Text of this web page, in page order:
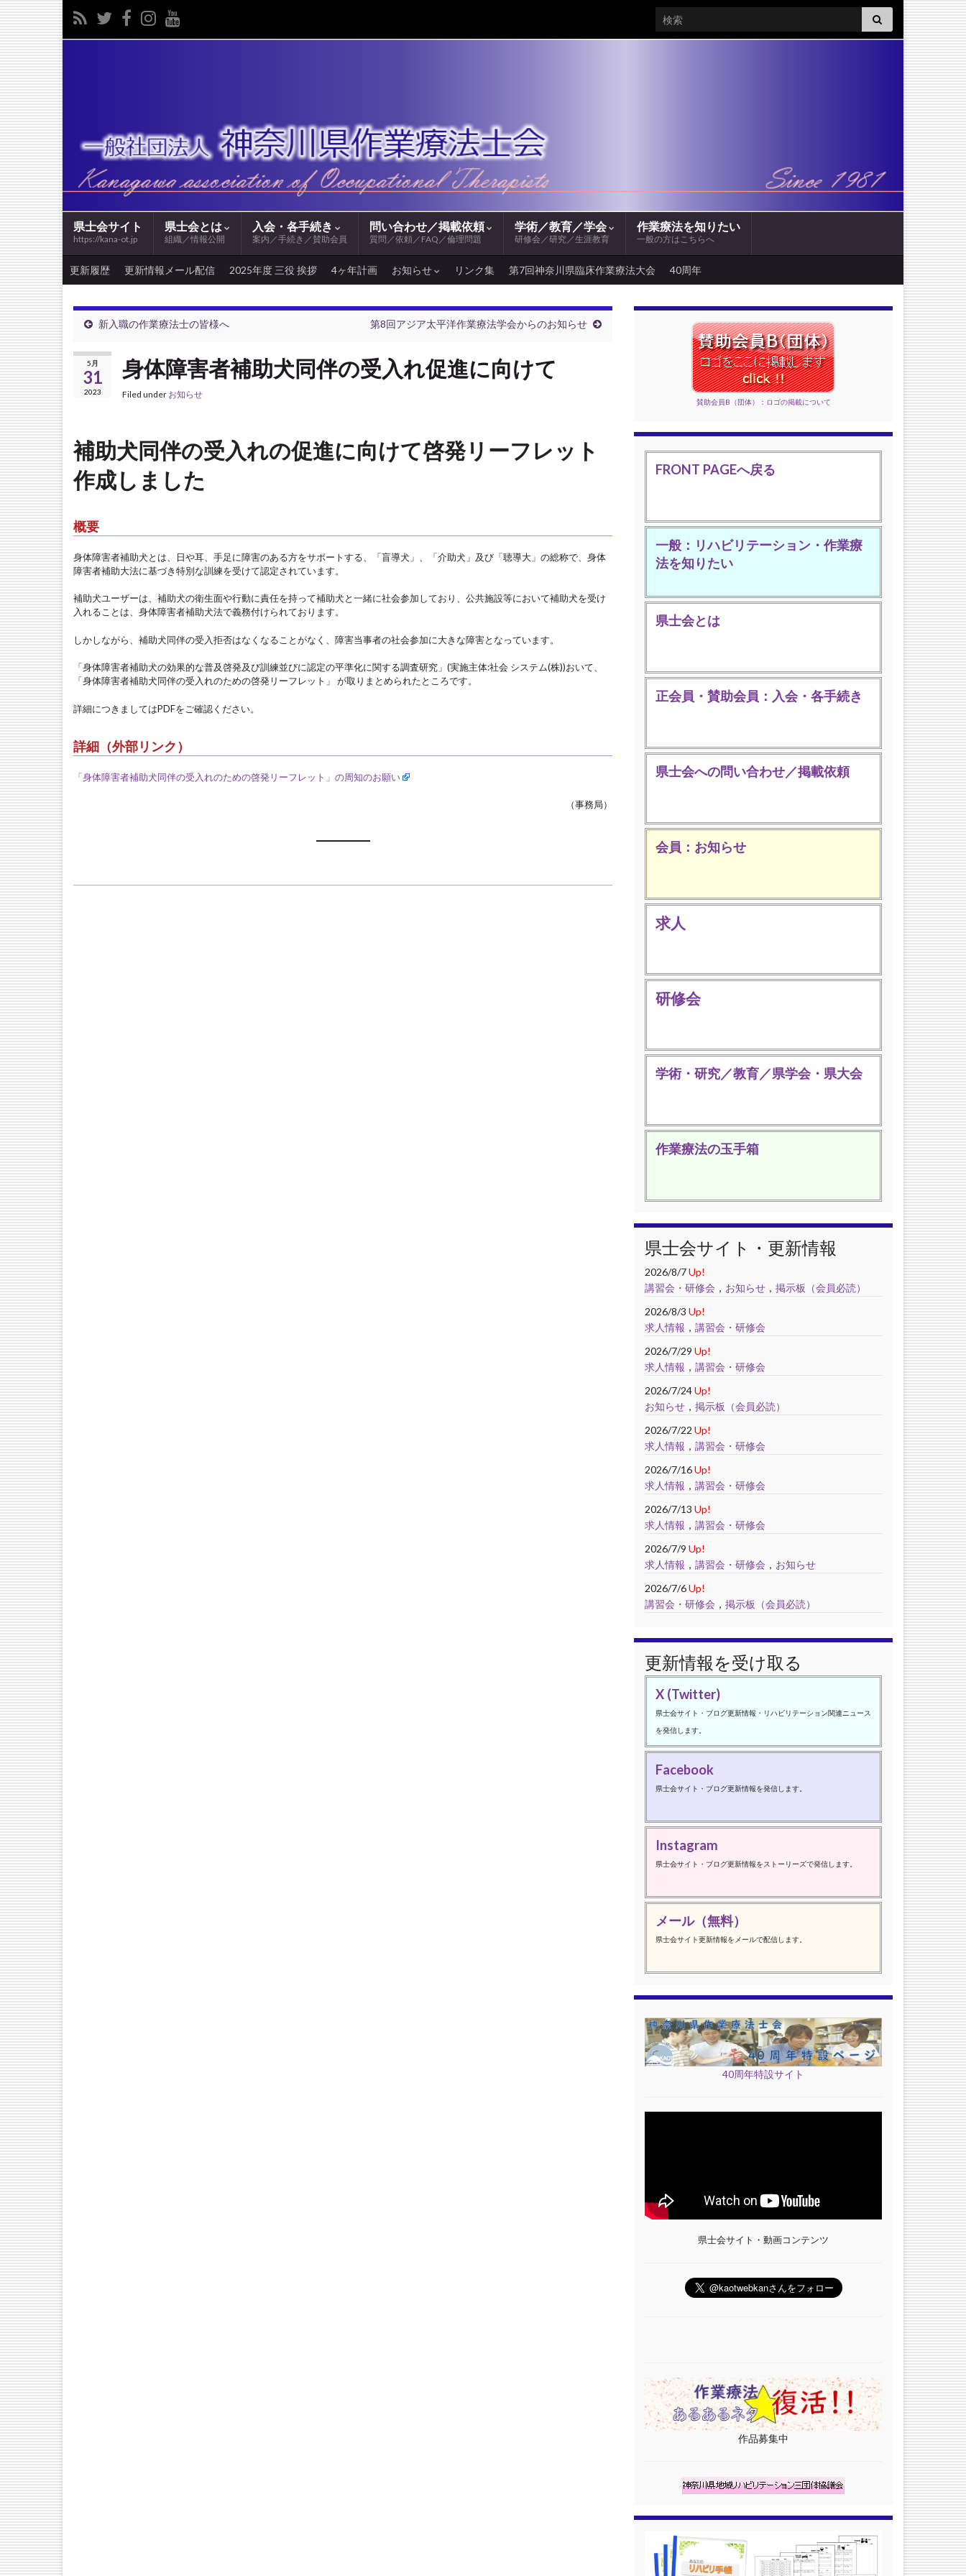
Search for:
県士会サイト
https://kana-ot.jp
県士会とは
組織／情報公開
入会・各手続き
案内／手続き／賛助会員
問い合わせ／掲載依頼
質問／依頼／FAQ／倫理問題
学術／教育／学会
研修会／研究／生涯教育
作業療法を知りたい
一般の方はこちらへ
更新履歴 更新情報メール配信 2025年度 三役 挨拶 4ヶ年計画 お知らせ リンク集 第7回神奈川県臨床作業療法大会 40周年
新入職の作業療法士の皆様へ 第8回アジア太平洋作業療法学会からのお知らせ
5月
31
2023
身体障害者補助犬同伴の受入れ促進に向けて
Filed under お知らせ
補助犬同伴の受入れの促進に向けて啓発リーフレット
作成しました
概要
身体障害者補助犬とは、日や耳、手足に障害のある方をサポートする、「盲導犬」、「介助犬」及び「聴導大」の総称で、身体
障害者補助大法に基づき特別な訓練を受けて認定されています。
補助犬ユーザーは、補助犬の衛生面や行動に責任を持って補助犬と一緒に社会参加しており、公共施設等において補助犬を受け
入れることは、身体障害者補助犬法で義務付けられております。
しかしながら、補助犬同伴の受入拒否はなくなることがなく、障害当事者の社会参加に大きな障害となっています。
「身体障害者補助犬の効果的な普及啓発及び訓練並びに認定の平準化に関する調査研究」(実施主体:社会 システム(株))おいて、
「身体障害者補助犬同伴の受入れのための啓発リーフレット」 が取りまとめられたところです。
詳細につきましてはPDFをご確認ください。
詳細（外部リンク）
「身体障害者補助犬同伴の受入れのための啓発リーフレット」の周知のお願い
（事務局）
賛助会員B（団体）：ロゴの掲載について
FRONT PAGEへ戻る
一般：リハビリテーション・作業療
法を知りたい
県士会とは
正会員・賛助会員：入会・各手続き
県士会への問い合わせ／掲載依頼
会員：お知らせ
求人
研修会
学術・研究／教育／県学会・県大会
作業療法の玉手箱
県士会サイト・更新情報
2026/8/7Up!
講習会・研修会 ， お知らせ ， 掲示板（会員必読）
2026/8/3 Up!
求人情報 ， 講習会・研修会
2026/7/29 Up!
求人情報 ， 講習会・研修会
2026/7/24Up!
お知らせ ， 掲示板（会員必読）
2026/7/22 Up!
求人情報 ， 講習会・研修会
2026/7/16Up!
求人情報 ， 講習会・研修会
2026/7/13 Up!
求人情報 ， 講習会・研修会
2026/7/9 Up!
求人情報 ， 講習会・研修会 ， お知らせ
2026/7/6Up!
講習会・研修会 ， 掲示板（会員必読）
更新情報を受け取る
X (Twitter)
県士会サイト・ブログ更新情報・リハビリテーション関連ニュース
を発信します。
Facebook
県士会サイト・ブログ更新情報を発信します。
Instagram
県士会サイト・ブログ更新情報をストーリーズで発信します。
メール（無料）
県士会サイト更新情報をメールで配信します。
40周年特設サイト
県士会サイト・動画コンテンツ
作品募集中